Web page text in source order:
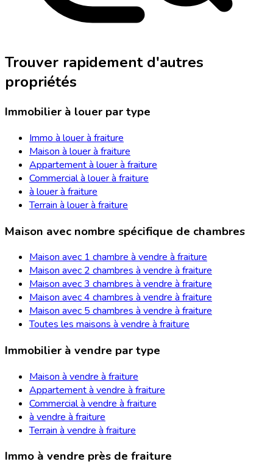
Trouver rapidement d'autres
propriétés
Immobilier à louer par type
Immo à louer à fraiture
Maison à louer à fraiture
Appartement à louer à fraiture
Commercial à louer à fraiture
à louer à fraiture
Terrain à louer à fraiture
Maison avec nombre spécifique de chambres
Maison avec 1 chambre à vendre à fraiture
Maison avec 2 chambres à vendre à fraiture
Maison avec 3 chambres à vendre à fraiture
Maison avec 4 chambres à vendre à fraiture
Maison avec 5 chambres à vendre à fraiture
Toutes les maisons à vendre à fraiture
Immobilier à vendre par type
Maison à vendre à fraiture
Appartement à vendre à fraiture
Commercial à vendre à fraiture
à vendre à fraiture
Terrain à vendre à fraiture
Immo à vendre près de fraiture